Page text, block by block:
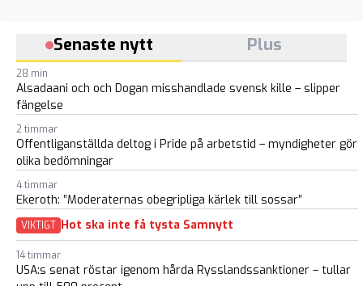
Senaste nytt Plus
28 min
Alsadaani och och Dogan misshandlade svensk kille – slipper
fängelse
2 timmar
Offentliganställda deltog i Pride på arbetstid – myndigheter gör
olika bedömningar
4 timmar
Ekeroth: ”Moderaternas obegripliga kärlek till sossar”
VIKTIGT Hot ska inte få tysta Samnytt
14 timmar
USA:s senat röstar igenom hårda Rysslandssanktioner – tullar